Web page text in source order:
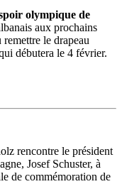
olympique de
aux prochains
le drapeau
débutera le 4 février.
rencontre le président
Josef Schuster, à
de commémoration de